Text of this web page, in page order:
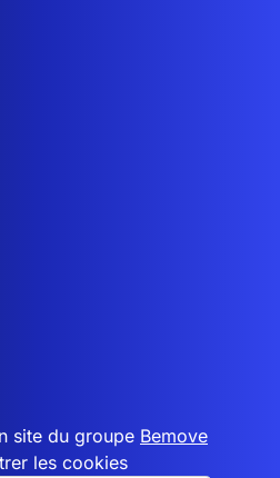
site du groupe Bemove
les cookies